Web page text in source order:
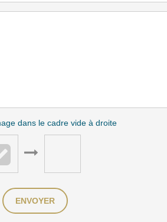
dans le cadre vide à droite
ENVOYER